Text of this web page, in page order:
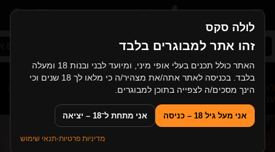
לולה סקס
זהו אתר למבוגרים בלבד
האתר כולל תכנים בעלי אופי מיני, ומיועד לבני ובנות 18 ומעלה
בלבד. בכניסה לאתר אתה/את מצהיר/ה כי מלאו לך 18 שנים וכי
הינך מסכים/ה לצפייה בתוכן למבוגרים.
אני מעל גיל 18 – כניסה אני מתחת ל־18 – יציאה
מדיניות פרטיות·תנאי שימוש
סקס ישראלי סקס אבא ובת
לולה סקס>סקס מבוגרות>בריטית מבוגרת נשואה בוגדת בבעלה